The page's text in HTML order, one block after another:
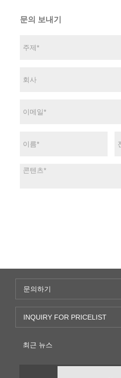
문의 보내기
문의하기
INQUIRY FOR PRICELIST
최근 뉴스